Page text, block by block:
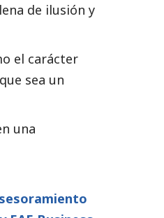
de ilusión y
el carácter
sea un
una